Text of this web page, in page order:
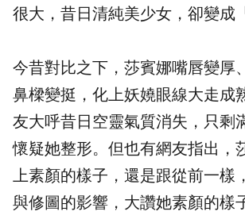
很大，昔日清純美少女，卻變成
今昔對比之下，莎賓娜嘴唇變厚
鼻樑變挺，化上妖嬈眼線大走成
友大呼昔日空靈氣質消失，只剩
懷疑她整形。但也有網友指出，
上素顏的樣子，還是跟從前一樣
與修圖的影響，大讚她素顏的樣